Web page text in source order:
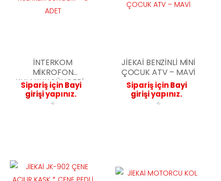
İNTERKOM
MİKROFON
KULAKLIK SÜNGERİ –
5 ADET
Sipariş içinBayi
girişiyapınız.
<
JİEKAİ BENZİNLİ MİNİ
ÇOCUK ATV – MAVİ
Sipariş içinBayi
girişiyapınız.
<